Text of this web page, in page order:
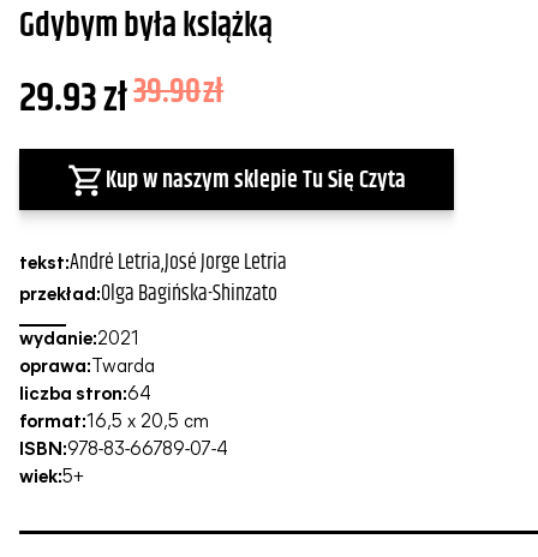
Gdybym była książką
29.93zł39.90zł
Kup w naszym sklepie Tu Się Czyta
tekst:André Letria,José Jorge Letria
przekład:Olga Bagińska-Shinzato
wydanie:2021
oprawa: Twarda
liczba stron:64
format:16,5 x 20,5 cm
ISBN:978-83-66789-07-4
wiek:5+